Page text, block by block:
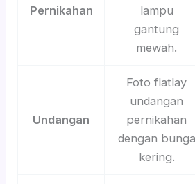
Pernikahan
lampu
gantung
mewah.
Undangan
Foto flatlay
undangan
pernikahan
dengan bunga
kering.